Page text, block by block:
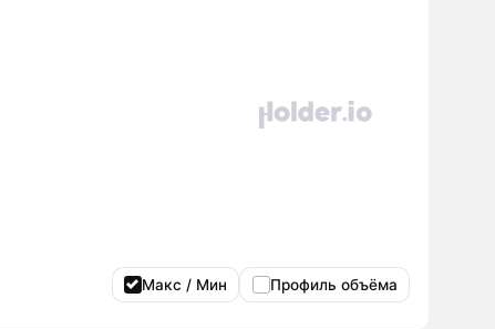
Макс / Мин Профиль объёма